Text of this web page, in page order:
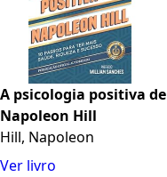
A psicologia positiva de
Napoleon Hill
Hill, Napoleon
Ver livro